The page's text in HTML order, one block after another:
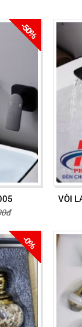
-50%
VÒI
-0%